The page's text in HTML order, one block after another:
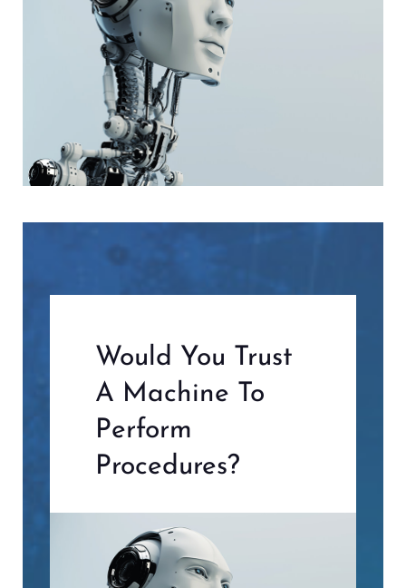
Would You Trust
A Machine To
Perform
Procedures?